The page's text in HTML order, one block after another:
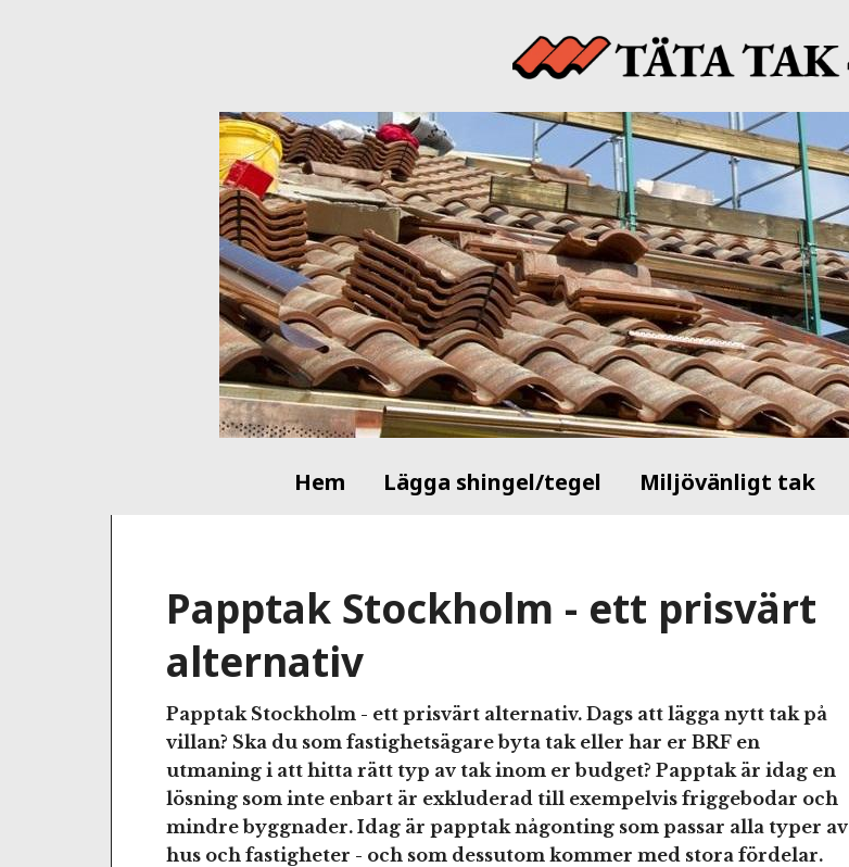
Hem Lägga shingel/tegel Miljövänligt tak
Papptak Stockholm - ett prisvärt
alternativ
Papptak Stockholm - ett prisvärt alternativ. Dags att lägga nytt tak på
villan? Ska du som fastighetsägare byta tak eller har er BRF en
utmaning i att hitta rätt typ av tak inom er budget? Papptak är idag en
lösning som inte enbart är exkluderad till exempelvis friggebodar och
mindre byggnader. Idag är papptak någonting som passar alla typer av
hus och fastigheter - och som dessutom kommer med stora fördelar.